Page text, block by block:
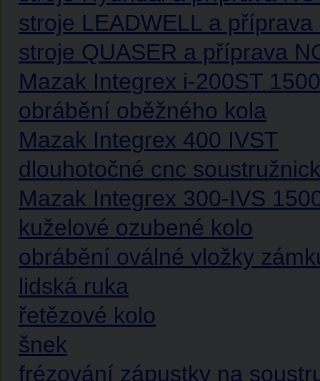
stroje LEADWELL a
stroje QUASER a příprava
Mazak Integrex i-200ST
obrábění oběžného kola
Mazak Integrex 400 IVST
dlouhotočné cnc
Mazak Integrex 300-IVS
kuželové ozubené kolo
obrábění oválné vložky
lidská ruka
řetězové kolo
šnek
frézování zápustky na